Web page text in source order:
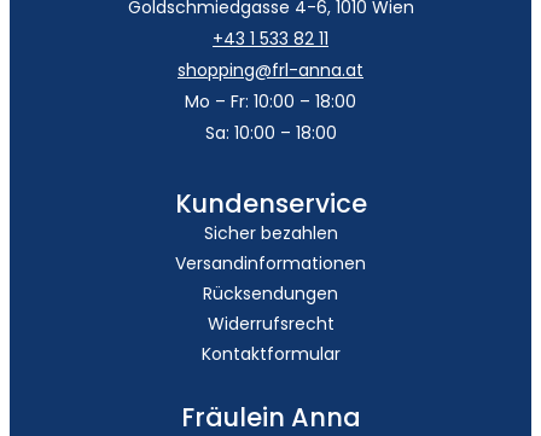
Goldschmiedgasse 4-6, 1010 Wien
+43 1 533 82 11
shopping@frl-anna.at
Mo – Fr: 10:00 – 18:00
Sa: 10:00 – 18:00
Kundenservice
Sicher bezahlen
Versandinformationen
Rücksendungen
Widerrufsrecht
Kontaktformular
Fräulein Anna